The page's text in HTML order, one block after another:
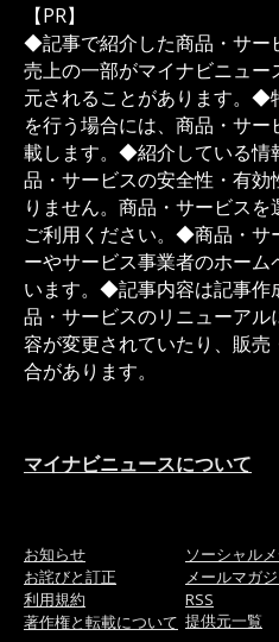
【PR】
◆記事で紹介した商品・サー
売上の一部がマイナビニュ
元されることがあります。◆
を行う場合には、商品・サ
載します。◆紹介している情
品・サービスの安全性・有
りません。商品・サービス
ご利用ください。◆商品・サ
ーやサービス事業者のホー
います。◆記事内容は記事作
品・サービスのリニューア
容が変更されていたり、販
合があります。
マイナビニュースについて
お知らせ
お詫びと訂正
利用規約
著作権と転載について
ソーシャル
メールマガ
RSS
提供元一覧